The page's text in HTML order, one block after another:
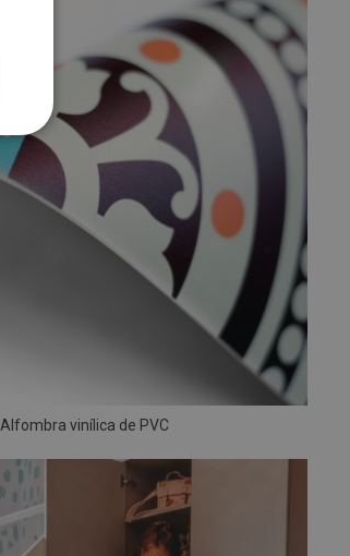
Alfombra vinílica de PVC